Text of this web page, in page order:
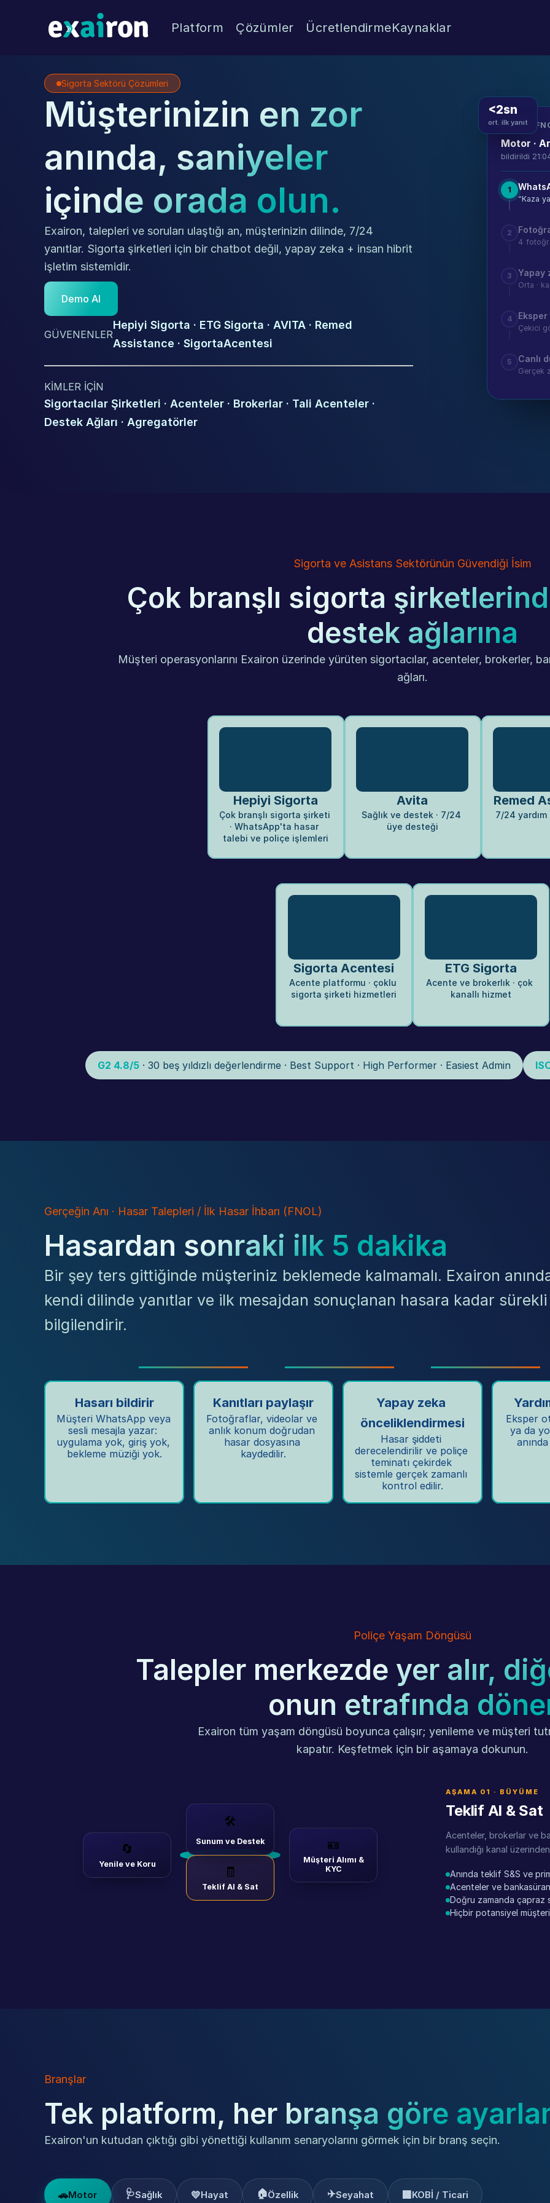
Platform Çözümler ÜcretlendirmeKaynaklar
Sigorta Sektörü Çözümleri
Müşterinizin en zor
anında, saniyeler
içinde orada olun.
Exairon, talepleri ve soruları ulaştığı an, müşterinizin dilinde, 7/24
yanıtlar. Sigorta şirketleri için bir chatbot değil, yapay zeka + insan hibrit
işletim sistemidir.
Demo Al
GÜVENENLER
Hepiyi Sigorta · ETG Sigorta · AVITA · Remed
Assistance · SigortaAcentesi
KİMLER İÇİN
Sigortacılar Şirketleri · Acenteler · Brokerlar · Tali Acenteler ·
Destek Ağları · Agregatörler
<2sn
ort. ilk yanıt
TALEP ·
Motor ·
bildirildi
1
“Kaza
2
4
3 Yapay
Orta ·
4 Eksper
Çekici
5 Canlı
Gerçek
Sigorta ve Asistans Sektörünün Güvendiği İsim
Çok branşlı sigorta
destek ağlarına
Müşteri operasyonlarını Exairon üzerinde yürüten sigortacılar, acenteler, brokerler,
ağları.
Hepiyi Sigorta
Çok branşlı sigorta şirketi
· WhatsApp'ta hasar
talebi ve poliçe işlemleri
Avita
Sağlık ve destek · 7/24
üye desteği
Remed
7/24 yardım
Sigorta Acentesi
Acente platformu · çoklu
sigorta şirketi hizmetleri
ETG Sigorta
Acente ve brokerlık · çok
kanallı hizmet
G2 4.8/5 · 30 beş yıldızlı değerlendirme · Best Support · High Performer · Easiest Admin
Gerçeğin Anı · Hasar Talepleri / İlk Hasar İhbarı (FNOL)
Hasardan sonraki ilk 5 dakika
Bir şey ters gittiğinde müşteriniz beklemede kalmamalı. Exairon
kendi dilinde yanıtlar ve ilk mesajdan sonuçlanan hasara kadar sürekli
bilgilendirir.
Hasarı bildirir
Müşteri WhatsApp veya
sesli mesajla yazar:
uygulama yok, giriş yok,
bekleme müziği yok.
Kanıtları paylaşır
Fotoğraflar, videolar ve
anlık konum doğrudan
hasar dosyasına
kaydedilir.
Yapay zeka
önceliklendirmesi
Hasar şiddeti
derecelendirilir ve poliçe
teminatı çekirdek
sistemle gerçek zamanlı
kontrol edilir.
Eksper
ya da
Poliçe Yaşam Döngüsü
Talepler merkezde yer alır,
onun etrafında
Exairon tüm yaşam döngüsü boyunca çalışır; yenileme ve müşteri
kapatır. Keşfetmek için bir aşamaya dokunun.
İLK HASAR İHBARI
🧾
Teklif Al & Sat
🪪
Müşteri Alımı &
KYC
🛠️
Sunum ve Destek
🔄
Yenile ve Koru
AŞAMA 01 · BÜYÜME
Teklif Al & Sat
Acenteler, brokerlar ve
kullandığı kanal
Anında teklif S&S ve
Acenteler ve
Doğru zamanda çapraz
Hiçbir potansiyel
Branşlar
Tek platform, her branşa göre
Exairon'un kutudan çıktığı gibi yönettiği kullanım senaryolarını görmek için bir branş seçin.
🚗Motor 🩺Sağlık 💛Hayat 🏠Özellik ✈️Seyahat 🏢KOBİ / Ticari